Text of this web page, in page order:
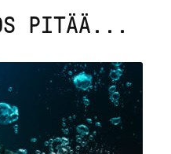
PITÄÄ...